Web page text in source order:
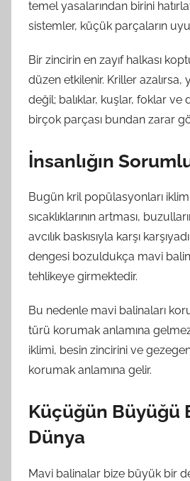
temel yasalarından birini
sistemler, küçük parçaların
Bir zincirin en zayıf halkası
düzen etkilenir. Kriller azalırsa,
değil; balıklar, kuşlar, foklar ve
birçok parçası bundan zarar
İnsanlığın
Bugün kril popülasyonları
sıcaklıklarının artması,
avcılık baskısıyla karşı
dengesi bozuldukça mavi
tehlikeye girmektedir.
Bu nedenle mavi balinaları
türü korumak anlamına
iklimi, besin zincirini ve
korumak anlamına gelir.
Küçüğün Büyüğü
Dünya
Mavi balinalar bize büyük bir